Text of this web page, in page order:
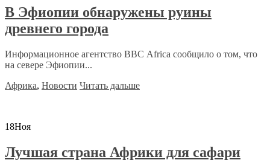
В Эфиопии обнаружены руины
древнего города
Информационное агентство ВВС Africa сообщило о том, что
на севере Эфиопии...
Африка, Новости Читать дальше
18Ноя
Лучшая страна Африки для сафари